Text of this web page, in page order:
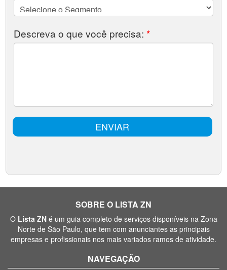
SOBRE O LISTA ZN
O Lista ZNé um guia completo de serviços disponíveis na Zona
Norte de São Paulo, que tem com anunciantes as principais
empresas e profissionais nos mais variados ramos de atividade.
NAVEGAÇÃO